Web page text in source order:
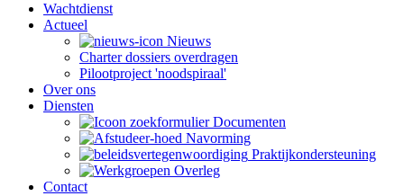
Wachtdienst
Actueel
Nieuws
Charter dossiers overdragen
Pilootproject 'noodspiraal'
Over ons
Diensten
Documenten
Navorming
Praktijk­ondersteuning
Overleg
Contact